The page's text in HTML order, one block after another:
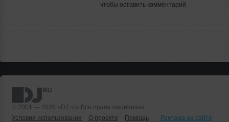
чтобы оставить комментарий
© 2001 — 2026 «DJ.ru» Все права защищены.
Условия использования
О проекте Помощь
Реклама на сайте